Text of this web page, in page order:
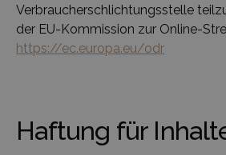
Verbraucherschlichtungsstelle
der EU-Kommission zur Online-
https://ec.europa.eu/odr
Haftung für